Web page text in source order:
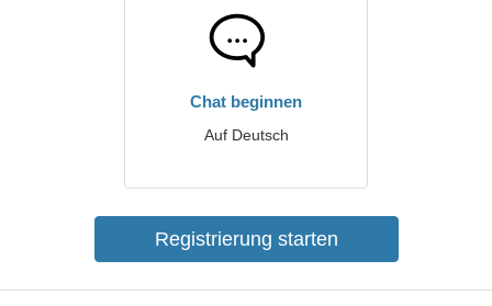
Chat beginnen
Auf Deutsch
Registrierung starten